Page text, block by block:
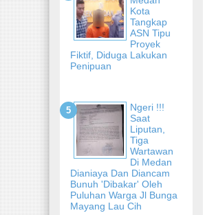
Kota
Tangkap
ASN Tipu
Proyek
Fiktif, Diduga Lakukan
Penipuan
Ngeri !!!
Saat
Liputan,
Tiga
Wartawan
Di Medan
Dianiaya Dan Diancam
Bunuh 'Dibakar' Oleh
Puluhan Warga Jl Bunga
Mayang Lau Cih